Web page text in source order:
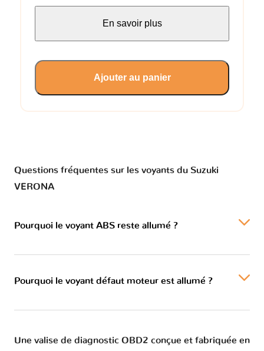
En savoir plus
Ajouter au panier
Questions fréquentes sur les voyants du Suzuki
VERONA
Pourquoi le voyant ABS reste allumé ?
Pourquoi le voyant défaut moteur est allumé ?
Une valise de diagnostic OBD2 conçue et fabriquée en